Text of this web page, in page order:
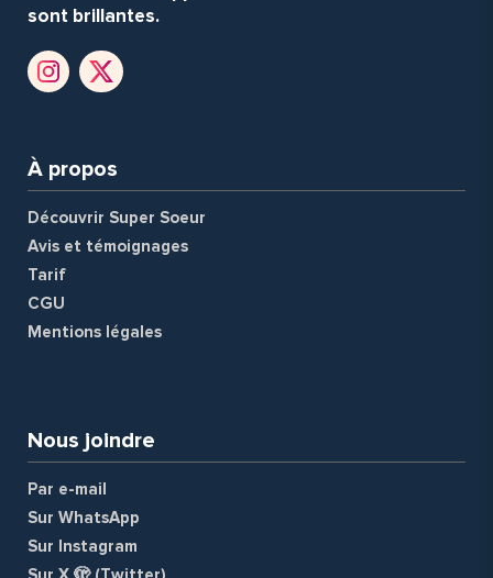
sont brillantes.
À propos
Découvrir Super Soeur
Avis et témoignages
Tarif
CGU
Mentions légales
Nous joindre
Par e-mail
Sur WhatsApp
Sur Instagram